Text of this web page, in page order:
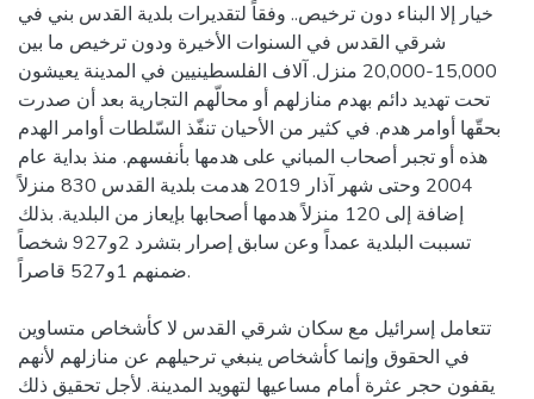
خيار إلا البناء دون ترخيص.. وفقاً لتقديرات بلدية القدس بني في
شرقي القدس في السنوات الأخيرة ودون ترخيص ما بين
15,000-20,000 منزل. آلاف الفلسطينيين في المدينة يعيشون
تحت تهديد دائم بهدم منازلهم أو محالّهم التجارية بعد أن صدرت
بحقّها أوامر هدم. في كثير من الأحيان تنفّذ السّلطات أوامر الهدم
هذه أو تجبر أصحاب المباني على هدمها بأنفسهم. منذ بداية عام
2004 وحتى شهر آذار 2019 هدمت بلدية القدس 830 منزلاً
إضافة إلى 120 منزلاً هدمها أصحابها بإيعاز من البلدية. بذلك
تسببت البلدية عمداً وعن سابق إصرار بتشرد 2و927 شخصاً
ضمنهم 1و527 قاصراً.
تتعامل إسرائيل مع سكان شرقي القدس لا كأشخاص متساوين
في الحقوق وإنما كأشخاص ينبغي ترحيلهم عن منازلهم لأنهم
يقفون حجر عثرة أمام مساعيها لتهويد المدينة. لأجل تحقيق ذلك